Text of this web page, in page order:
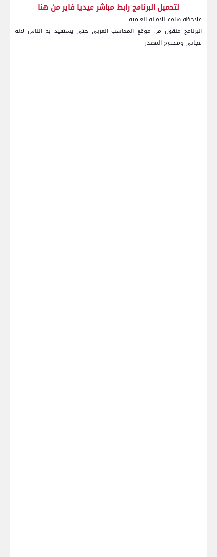
لتحميل البرنامج رابط مباشر ميديا فاير من هنا
ملاحظة هامة للامانة العلمية
البرنامج منقول من موقع المحاسب العربى حتى يستفيد بة الناس لانة
مجانى ومفتوح المصدر